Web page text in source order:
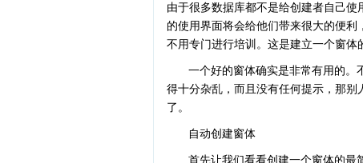
由于很多数据库都不是给创建者自己
的使用界面将会给他们带来很大的便
不用专门进行培训。这是建立一个窗体
一个好的窗体确实是非常有用的。
得十分杂乱，而且没有任何提示，那
了。
自动创建窗体
首先让我们看看创建一个窗体的最